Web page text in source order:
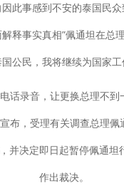
此事感到不安的泰国民众
释事实真相”佩通坦在总
公民，我将继续为国家工
录音，让更换总理不到
布，受理有关调查总理佩
并决定即日起暂停佩通坦
作出裁决。